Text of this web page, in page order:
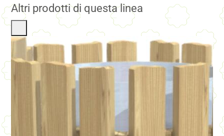
Altri prodotti di questa linea